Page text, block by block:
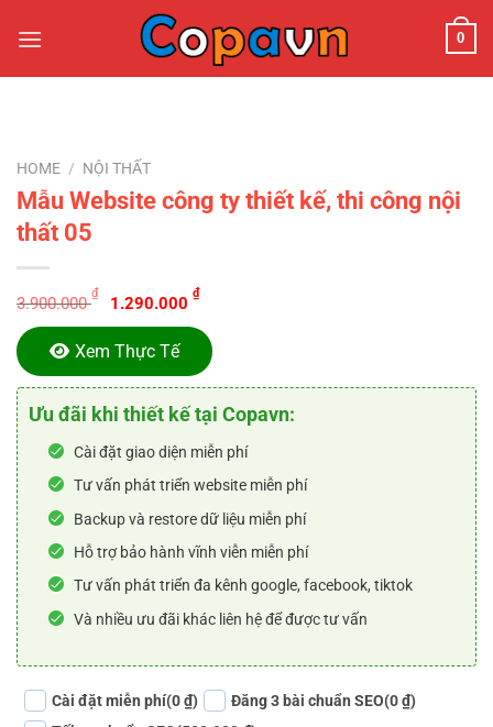
đến
0
HOME / NỘI THẤT
Mẫu Website công ty thiết kế, thi công nội
thất 05
3.900.000
₫
Original
price
was:
3.900.000 ₫.
1.290.000
₫Current
price
is:
1.290.000 ₫.
Xem Thực Tế
Ưu đãi khi thiết kế tại Copavn:
Cài đặt giao diện miễn phí
Tư vấn phát triển website miễn phí
Backup và restore dữ liệu miễn phí
Hỗ trợ bảo hành vĩnh viễn miễn phí
Tư vấn phát triển đa kênh google, facebook, tiktok
Và nhiều ưu đãi khác liên hệ để được tư vấn
Cài đặt miễn phí(0 ₫) Đăng 3 bài chuẩn SEO(0 ₫)